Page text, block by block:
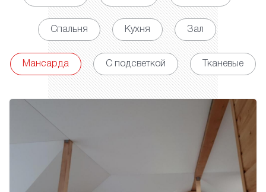
Спальня Кухня Зал
Мансарда С подсветкой Тканевые